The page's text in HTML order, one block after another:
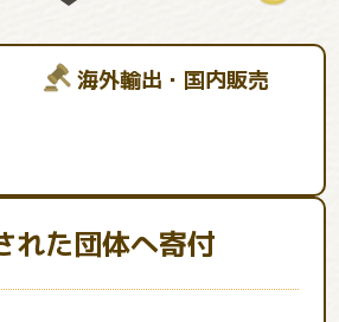
海外輸出・国内販売
れた団体へ寄付